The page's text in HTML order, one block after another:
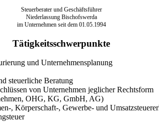
Steuerberater und Geschäftsführer
Niederlassung Bischofswerda
im Unternehmen seit dem 01.05.1994
Tätigkeitsschwerpunkte
und Unternehmensplanung
steuerliche Beratung
von Unternehmen jeglicher Rechtsform
OHG, KG, GmbH, AG)
, Körperschaft-, Gewerbe- und